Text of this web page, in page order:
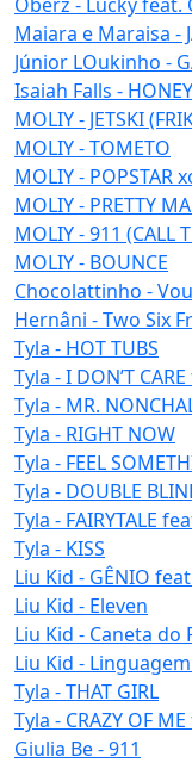
Maiara e Maraisa -
Júnior LOukinho -
Isaiah Falls -
MOLIY - JETSKI
MOLIY - TOMETO
MOLIY - POPSTAR
MOLIY - PRETTY
MOLIY - 911 (CALL
MOLIY - BOUNCE
Chocolattinho -
Hernâni - Two Six
Tyla - HOT TUBS
Tyla - I DON’T
Tyla - MR.
Tyla - RIGHT NOW
Tyla - FEEL
Tyla - DOUBLE
Tyla - FAIRYTALE
Tyla - KISS
Liu Kid - GÊNIO
Liu Kid - Eleven
Liu Kid - Caneta do
Liu Kid -
Tyla - THAT GIRL
Tyla - CRAZY OF
Giulia Be - 911